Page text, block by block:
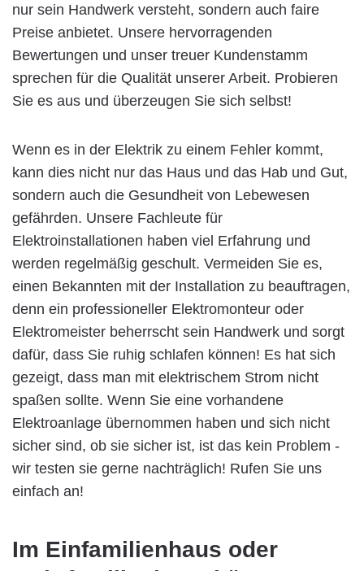
nur sein Handwerk versteht, sondern auch faire
Preise anbietet. Unsere hervorragenden
Bewertungen und unser treuer Kundenstamm
sprechen für die Qualität unserer Arbeit. Probieren
Sie es aus und überzeugen Sie sich selbst!
Wenn es in der Elektrik zu einem Fehler kommt,
kann dies nicht nur das Haus und das Hab und Gut,
sondern auch die Gesundheit von Lebewesen
gefährden. Unsere Fachleute für
Elektroinstallationen haben viel Erfahrung und
werden regelmäßig geschult. Vermeiden Sie es,
einen Bekannten mit der Installation zu beauftragen,
denn ein professioneller Elektromonteur oder
Elektromeister beherrscht sein Handwerk und sorgt
dafür, dass Sie ruhig schlafen können! Es hat sich
gezeigt, dass man mit elektrischem Strom nicht
spaßen sollte. Wenn Sie eine vorhandene
Elektroanlage übernommen haben und sich nicht
sicher sind, ob sie sicher ist, ist das kein Problem -
wir testen sie gerne nachträglich! Rufen Sie uns
einfach an!
Im Einfamilienhaus oder